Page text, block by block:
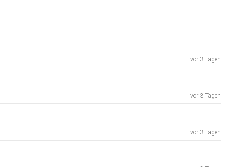
vor 3 Tagen
vor 3 Tagen
vor 3 Tagen